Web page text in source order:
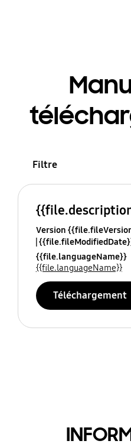
Filtre
Version
{{file.languageName}}
{{file.languageName}}
Téléchargement